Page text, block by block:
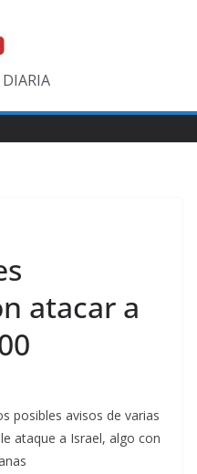
atacar a
posibles avisos de varias
ataque a Israel, algo con